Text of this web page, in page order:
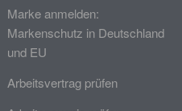
Marke anmelden:
Markenschutz in Deutschland
und EU
Arbeitsvertrag prüfen